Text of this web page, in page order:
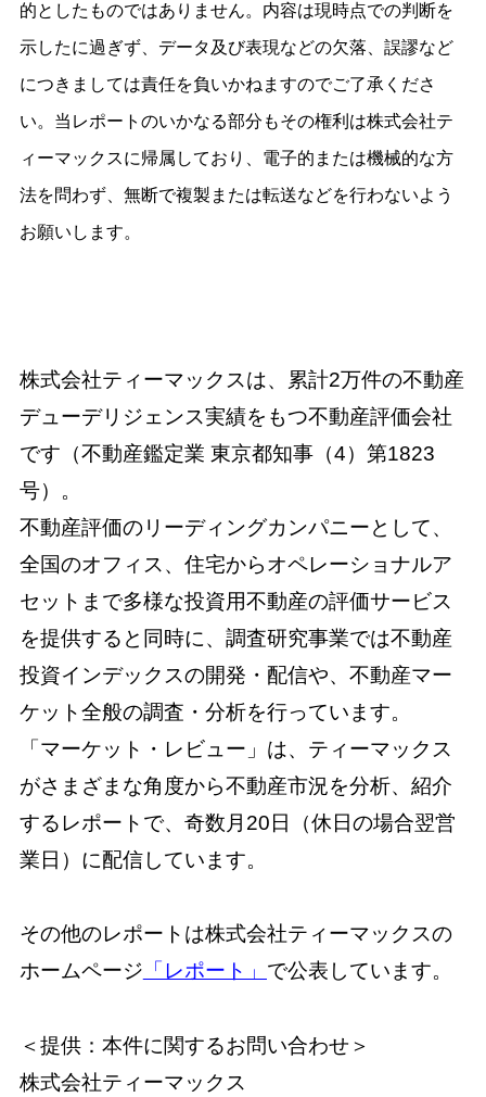
的としたものではありません。内容は現時点での判断を
示したに過ぎず、データ及び表現などの欠落、誤謬など
につきましては責任を負いかねますのでご了承くださ
い。当レポートのいかなる部分もその権利は株式会社テ
ィーマックスに帰属しており、電子的または機械的な方
法を問わず、無断で複製または転送などを行わないよう
お願いします。
株式会社ティーマックスは、累計2万件の不動産
デューデリジェンス実績をもつ不動産評価会社
です（不動産鑑定業 東京都知事（4）第1823
号）。
不動産評価のリーディングカンパニーとして、
全国のオフィス、住宅からオペレーショナルア
セットまで多様な投資用不動産の評価サービス
を提供すると同時に、調査研究事業では不動産
投資インデックスの開発・配信や、不動産マー
ケット全般の調査・分析を行っています。
「マーケット・レビュー」は、ティーマックス
がさまざまな角度から不動産市況を分析、紹介
するレポートで、奇数月20日（休日の場合翌営
業日）に配信しています。
その他のレポートは株式会社ティーマックスの
ホームページ 「レポート」 で公表しています。
＜提供：本件に関するお問い合わせ＞
株式会社ティーマックス